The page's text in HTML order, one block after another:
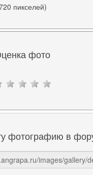
пикселей)
фото
фотографию в